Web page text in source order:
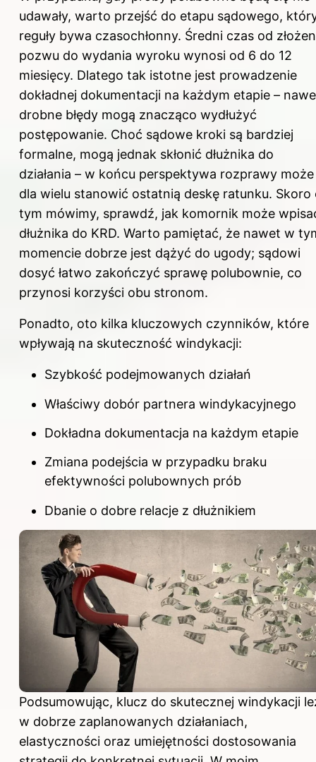
udawały, warto przejść do etapu sądowego,
reguły bywa czasochłonny. Średni czas od
pozwu do wydania wyroku wynosi od 6 do 12
miesięcy. Dlatego tak istotne jest prowadzenie
dokładnej dokumentacji na każdym etapie –
drobne błędy mogą znacząco wydłużyć
postępowanie. Choć sądowe kroki są bardziej
formalne, mogą jednak skłonić dłużnika do
działania – w końcu perspektywa rozprawy może
dla wielu stanowić ostatnią deskę ratunku. Skoro
tym mówimy, sprawdź, jak komornik może
dłużnika do KRD. Warto pamiętać, że nawet w
momencie dobrze jest dążyć do ugody; sądowi
dosyć łatwo zakończyć sprawę polubownie, co
przynosi korzyści obu stronom.
Ponadto, oto kilka kluczowych czynników, które
wpływają na skuteczność windykacji:
Szybkość podejmowanych działań
Właściwy dobór partnera windykacyjnego
Dokładna dokumentacja na każdym etapie
Zmiana podejścia w przypadku braku
efektywności polubownych prób
Dbanie o dobre relacje z dłużnikiem
Podsumowując, klucz do skutecznej windykacji
w dobrze zaplanowanych działaniach,
elastyczności oraz umiejętności dostosowania